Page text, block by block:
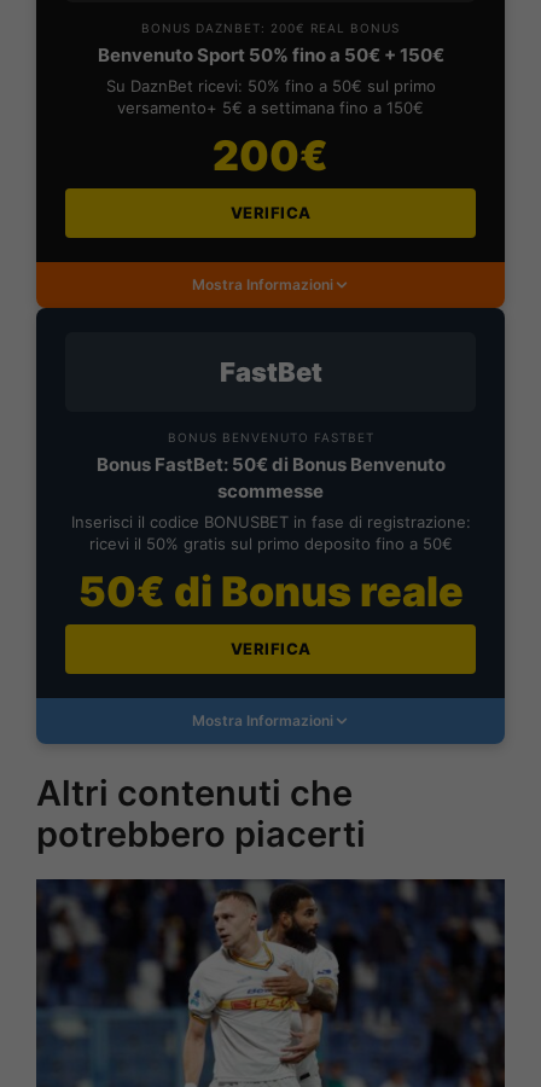
BONUS DAZNBET: 200€ REAL BONUS
Benvenuto Sport 50% fino a 50€ + 150€
Su DaznBet ricevi: 50% fino a 50€ sul primo
versamento+ 5€ a settimana fino a 150€
200€
VERIFICA
Mostra Informazioni
FastBet
BONUS BENVENUTO FASTBET
Bonus FastBet: 50€ di Bonus Benvenuto
scommesse
Inserisci il codice BONUSBET in fase di registrazione:
ricevi il 50% gratis sul primo deposito fino a 50€
50€ di Bonus reale
VERIFICA
Mostra Informazioni
Altri contenuti che
potrebbero piacerti